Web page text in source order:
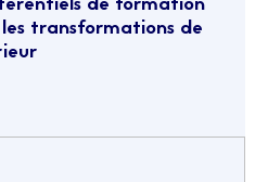
transformations de